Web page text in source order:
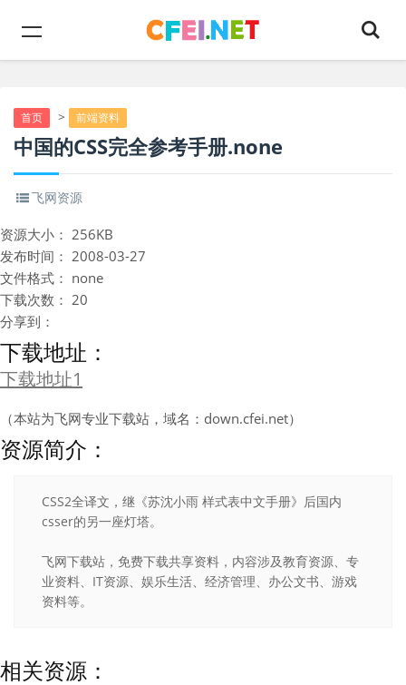
首页 > 前端资料
中国的CSS完全参考手册.none
飞网资源
资源大小： 256KB
发布时间： 2008-03-27
文件格式： none
下载次数： 20
分享到：
下载地址：
下载地址1
（本站为飞网专业下载站，域名：down.cfei.net）
资源简介：
CSS2全译文，继《苏沈小雨 样式表中文手册》后国内
csser的另一座灯塔。
飞网下载站，免费下载共享资料，内容涉及教育资源、专
业资料、IT资源、娱乐生活、经济管理、办公文书、游戏
资料等。
相关资源：